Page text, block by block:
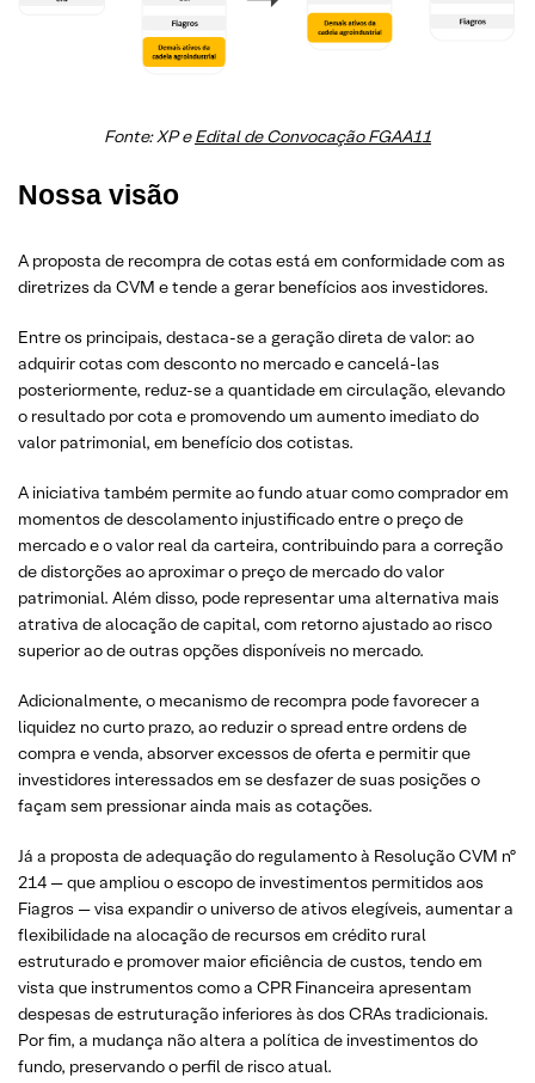
Fonte: XP eEdital de Convocação FGAA11
Nossa visão
A proposta de recompra de cotas está em conformidade com as
diretrizes da CVM e tende a gerar benefícios aos investidores.
Entre os principais, destaca-se a geração direta de valor: ao
adquirir cotas com desconto no mercado e cancelá-las
posteriormente, reduz-se a quantidade em circulação, elevando
o resultado por cota e promovendo um aumento imediato do
valor patrimonial, em benefício dos cotistas.
A iniciativa também permite ao fundo atuar como comprador em
momentos de descolamento injustificado entre o preço de
mercado e o valor real da carteira, contribuindo para a correção
de distorções ao aproximar o preço de mercado do valor
patrimonial. Além disso, pode representar uma alternativa mais
atrativa de alocação de capital, com retorno ajustado ao risco
superior ao de outras opções disponíveis no mercado.
Adicionalmente, o mecanismo de recompra pode favorecer a
liquidez no curto prazo, ao reduzir o spread entre ordens de
compra e venda, absorver excessos de oferta e permitir que
investidores interessados em se desfazer de suas posições o
façam sem pressionar ainda mais as cotações.
Já a proposta de adequação do regulamento à Resolução CVM nº
214 — que ampliou o escopo de investimentos permitidos aos
Fiagros — visa expandir o universo de ativos elegíveis, aumentar a
flexibilidade na alocação de recursos em crédito rural
estruturado e promover maior eficiência de custos, tendo em
vista que instrumentos como a CPR Financeira apresentam
despesas de estruturação inferiores às dos CRAs tradicionais.
Por fim, a mudança não altera a política de investimentos do
fundo, preservando o perfil de risco atual.